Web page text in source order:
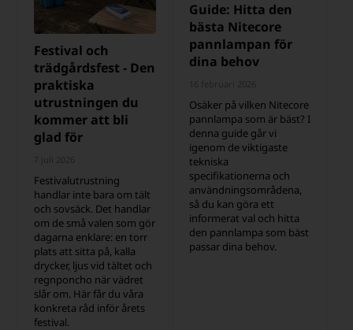
Bra Trustscore
Festival och
trädgårdsfest - Den
praktiska
utrustningen du
kommer att bli
glad för
Festivalutrustning
handlar inte bara om tält
och sovsäck. Det handlar
om de små valen som gör
dagarna enklare: en torr
plats att sitta på, kalla
drycker, ljus vid tältet och
regnponcho när vädret
slår om. Här får du våra
konkreta råd inför årets
festival.
Guide: Hitta den
bästa Nitecore
pannlampan för
dina behov
Osäker på vilken Nitecore
pannlampa som är bäst? I
denna guide går vi
igenom de viktigaste
tekniska
specifikationerna och
användningsområdena,
så du kan göra ett
informerat val och hitta
den pannlampa som bäst
passar dina behov.